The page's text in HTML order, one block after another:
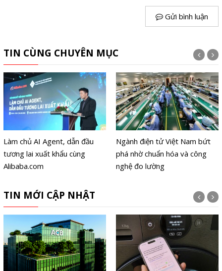
Gửi bình luận
TIN CÙNG CHUYÊN MỤC
Ngành điện tử Việt Nam bứt
phá nhờ chuẩn hóa và công
nghệ đo lường
PUBG Mobile World Cup 2026
chính thức khởi tranh từ 6.8
TIN MỚI CẬP NHẬT